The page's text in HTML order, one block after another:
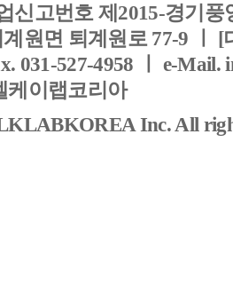
신고번호 제2015-경기풍
원면 퇴계원로 77-9 ㅣ
031-527-4958 ㅣ e-Mail.
케이랩코리아
Inc. All